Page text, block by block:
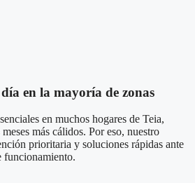
en la mayoría de zonas
en muchos hogares de Teia,
más cálidos. Por eso, nuestro
prioritaria y soluciones rápidas ante
funcionamiento.